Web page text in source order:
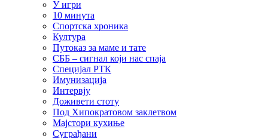
У игри
10 минута
Спортска хроника
Култура
Путоказ за маме и тате
СББ – сигнал који нас спаја
Специјал РТК
Имунизација
Интервју
Доживети стоту
Под Хипократовом заклетвом
Мајстори кухиње
Суграђани